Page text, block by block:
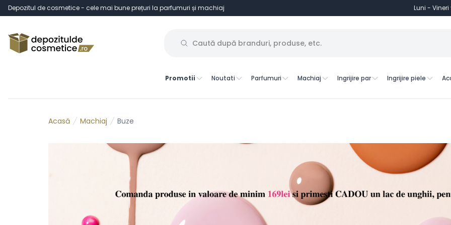
Depozitul de cosmetice - cele mai bune prețuri la parfumuri și machiaj Luni - Vineri
Promotii Noutati Parfumuri Machiaj Ingrijire par Ingrijire piele
Acasă Machiaj Buze